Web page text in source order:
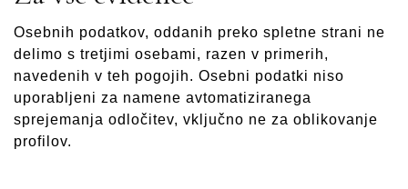
Osebnih podatkov, oddanih preko spletne strani ne
delimo s tretjimi osebami, razen v primerih,
navedenih v teh pogojih. Osebni podatki niso
uporabljeni za namene avtomatiziranega
sprejemanja odločitev, vključno ne za oblikovanje
profilov.